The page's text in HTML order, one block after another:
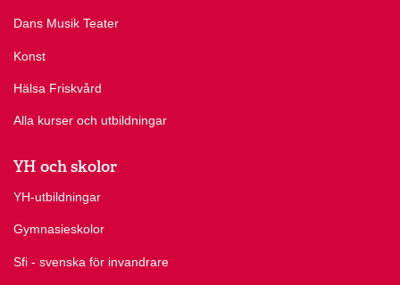
Dans Musik Teater
Konst
Hälsa Friskvård
Alla kurser och utbildningar
YH och skolor
YH-utbildningar
Gymnasieskolor
Sfi - svenska för invandrare